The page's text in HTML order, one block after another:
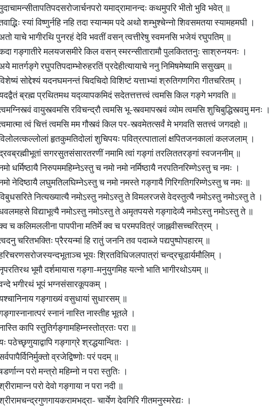
यमाद्रामानन्दः कथमुपरि भीतो भुवि भवेत् ॥
स्यां विष्णुर्नहि नहि तदा स्यान्मम पदे अथो शम्भुश्चेन्नो शिवसमतया स्यामहमघी ।
याचे भागीरथि पुनरहं देवि भवतीं वसन् त्वत्तीरेषु स्वमनसि भजेयं रघुपतिम् ॥
गङ्गातीरे मलयजसमीरे किल वसन् स्मरन्सीतारामौ पुलकिततनुः साश्रुनयनः ।
मातर्गङ्गे रघुपतिपदाम्भोरुहरतिं प्रदेहीत्यायाचे ननु निमिषमेष्यामि ससुखम् ॥
सोद्देश्यं यदनघमनन्तं चिदचिदो विशिष्टं यत्ताभ्यां श्रुतिगणगिरा गीतचरितम् ।
ब्रह्म प्रथितमथ यद्व्यापकमिदं सदेतत्तत्तत्त्वं त्वमसि किल गङ्गे भगवति ॥
वायुस्त्वमसि रविचन्द्रौ त्वमसि भू-स्त्वमापस्त्वं व्योम त्वमसि शुचिबुद्धिस्त्वमु मनः ।
त्वं चित्तं त्वमसि मम गौस्त्वं किल पर-स्त्वमेतत्सर्वं मे भगवति सतत्त्वं जगदहो ॥
हृतकुमतिदोलां शुचिपयः पवित्रत्पातालां क्षपितजनकालां कलजलाम् ।
सगरसुतसंसारतरणीं नमामि त्वां गङ्गां तरलिततरङ्गां स्वजननीम् ॥
धर्मिष्ठायै निरुपममहिम्नेऽस्तु च नमो नमो नर्मिष्ठायै नरपतिनरिम्णेऽस्तु च नमः ।
नेदिष्ठायै लघुमतिलघिम्नेऽस्तु च नमो नमस्ते गङ्गायै गिरिगतिगरिम्णेऽस्तु च नमः ॥
नित्यख्यात्यै नमोऽस्तु नमोऽस्तु ते विमलरजसे वेदस्तुत्यै नमोऽस्तु नमोऽस्तु ते ।
विद्याभूत्यै नमोऽस्तु नमोऽस्तु ते अमृतपयसे गङ्गादेव्यै नमोऽस्तु नमोऽस्तु ते ॥
च कलिमललीना पापपीना मतिर्मे क्व च परमपवित्रं जाह्नवीसच्चरित्रम् ।
चरितभक्तिः प्रैरयन्मां हि रातुं जननि तव पदाब्जे पद्यपुष्पोपहारम् ॥
भूयः श्रितविधिजलपात्रां चन्द्रचूडार्यमौलिम् ।
भूमौ दर्शमायास गङ्गा-मनुयुगमिह यत्नो भाति भागीरथोऽयम् ॥
भगीरथं भूपं भग्नसंसारकूपकम् ।
गङ्गाख्यं वसुधायां सुधारसम् ॥
स्नानं नास्ति नास्तीह भूतले ।
कापि स्तुतिर्गङ्गामहिम्नस्तोत्रतः परा ॥
पठेच्छृणुयाद्वापि गङ्गाग्रे श्रद्धयान्वितः ।
व्रजेद्विष्णोः परं पदम् ॥
परो मन्त्रो महिम्नो न परा स्तुतिः ।
परो देवो गङ्गाया न परा नदी ॥
चार्येण देवगिरि गीतमनुस्मरेद्यः ।